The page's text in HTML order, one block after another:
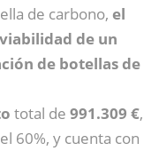
de carbono, el
de un
de botellas de
total de 991.309 €,
60%, y cuenta con